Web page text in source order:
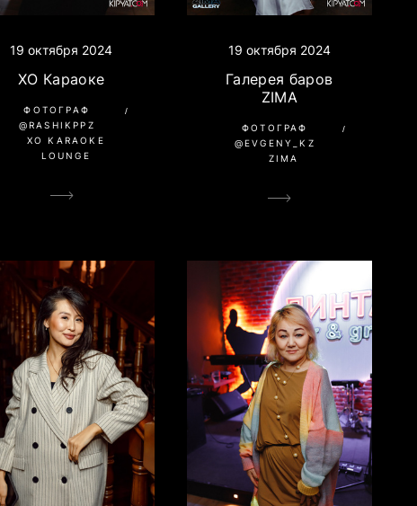
19 октября 2024
XO Караоке
ФОТОГРАФ
@RASHIKPPZ
XO KARAOKE
LOUNGE
19 октября 2024
Галерея баров
ZIMA
ФОТОГРАФ
@EVGENY_KZ
ZIMA